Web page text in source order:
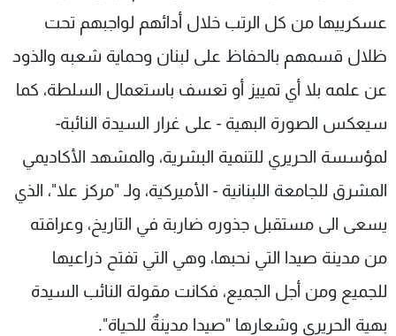
عسكرييها من كل الرتب خلال أدائهم لواجبهم تحت
ظلال قسمهم بالحفاظ على لبنان وحماية شعبه والذود
عن علمه بلا أي تمييز أو تعسف باستعمال السلطة، كما
سيعكس الصورة البهية - على غرار السيدة النائبة-
لمؤسسة الحريري للتنمية البشرية، والمشهد الأكاديمي
المشرق للجامعة اللبنانية - الأميركية، ولـ "مركز علا"، الذي
يسعى الى مستقبل جذوره ضاربة في التاريخ، وعراقته
من مدينة صيدا التي نحبها، وهي التي تفتح ذراعيها
للجميع ومن أجل الجميع، فكانت مقولة النائب السيدة
بهية الحريري وشعارها "صيدا مدينةٌ للحياة".